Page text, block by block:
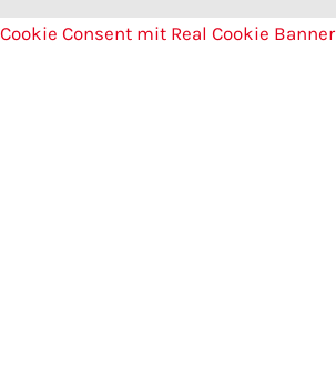
Cookie Consent mit Real Cookie Banner